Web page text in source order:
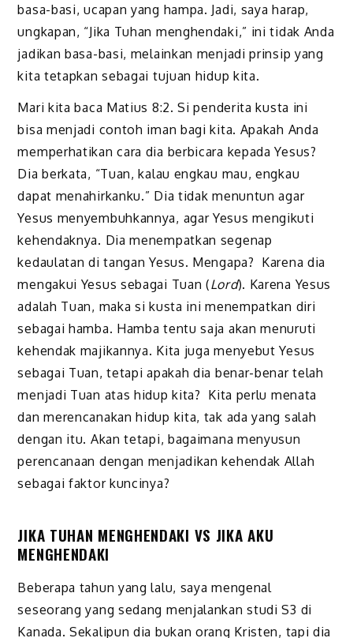
basa-basi, ucapan yang hampa. Jadi, saya harap,
ungkapan, “Jika Tuhan menghendaki,” ini tidak Anda
jadikan basa-basi, melainkan menjadi prinsip yang
kita tetapkan sebagai tujuan hidup kita.
Mari kita baca Matius 8:2. Si penderita kusta ini
bisa menjadi contoh iman bagi kita. Apakah Anda
memperhatikan cara dia berbicara kepada Yesus?
Dia berkata, “Tuan, kalau engkau mau, engkau
dapat menahirkanku.” Dia tidak menuntun agar
Yesus menyembuhkannya, agar Yesus mengikuti
kehendaknya. Dia menempatkan segenap
kedaulatan di tangan Yesus. Mengapa? Karena dia
mengakui Yesus sebagai Tuan (Lord). Karena Yesus
adalah Tuan, maka si kusta ini menempatkan diri
sebagai hamba. Hamba tentu saja akan menuruti
kehendak majikannya. Kita juga menyebut Yesus
sebagai Tuan, tetapi apakah dia benar-benar telah
menjadi Tuan atas hidup kita? Kita perlu menata
dan merencanakan hidup kita, tak ada yang salah
dengan itu. Akan tetapi, bagaimana menyusun
perencanaan dengan menjadikan kehendak Allah
sebagai faktor kuncinya?
JIKA TUHAN MENGHENDAKI VS JIKA AKU
MENGHENDAKI
Beberapa tahun yang lalu, saya mengenal
seseorang yang sedang menjalankan studi S3 di
Kanada. Sekalipun dia bukan orang Kristen, tapi dia